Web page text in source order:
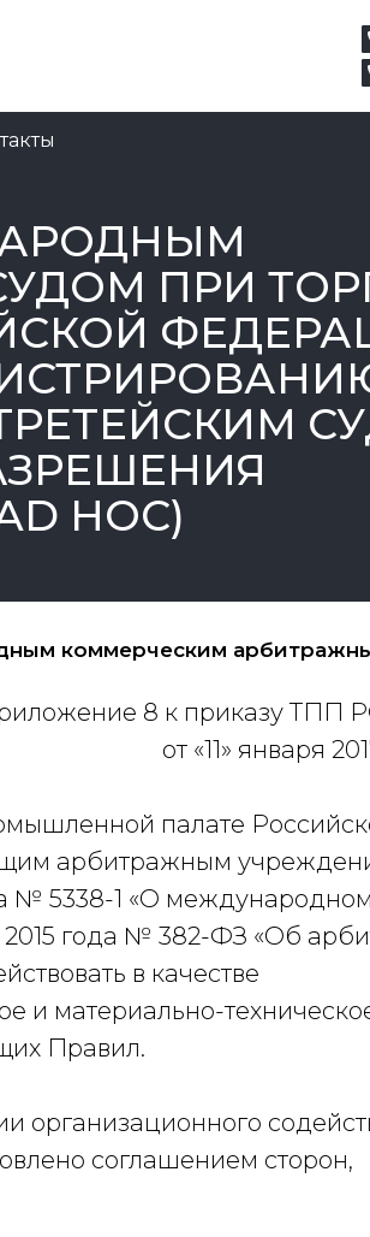
ПРИ
HOC)
коммерческим
8 к приказу ТПП
от «11» января
палате
арбитражным
№ 5338-1 «О международном
года № 382-ФЗ «Об
в качестве
и материально-
Правил.
организационного
соглашением сторон,